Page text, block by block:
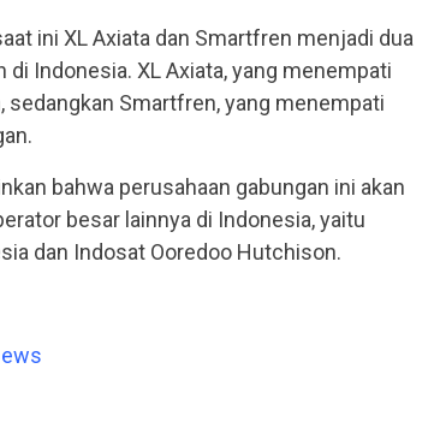
ini XL Axiata dan Smartfren menjadi dua
Indonesia. XL Axiata, yang menempati
Smartfren, yang menempati
bahwa perusahaan gabungan ini akan
besar lainnya di Indonesia, yaitu
dan Indosat Ooredoo Hutchison.